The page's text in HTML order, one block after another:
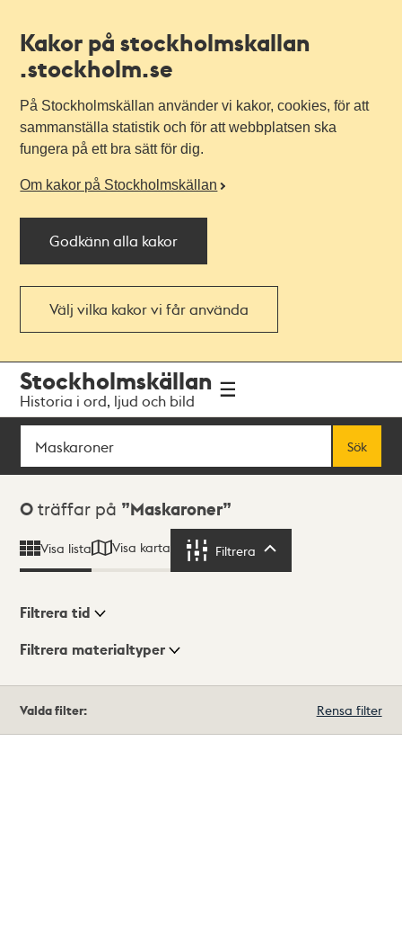
Kakor på stockholmskallan
.stockholm.se
På Stockholmskällan använder vi kakor, cookies, för att
sammanställa statistik och för att webbplatsen ska
fungera på ett bra sätt för dig.
Om kakor på Stockholmskällan
Godkänn alla kakor
Välj vilka kakor vi får använda
navigationen
huvudinnehållet
Stockholmskällan
Historia i ord, ljud och bild
Sök
Sök
Sökresultat
0 träffar på Maskaroner
Visa lista Visa karta Filtrera
Visningsläge
Filtrera tid
Filtrera materialtyper
träffar
Valda filter: Rensa filter